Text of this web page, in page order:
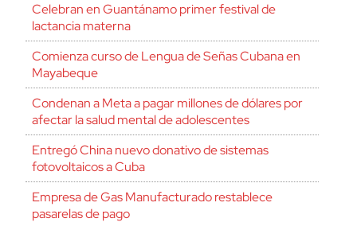
Celebran en Guantánamo primer festival de
lactancia materna
Comienza curso de Lengua de Señas Cubana en
Mayabeque
Condenan a Meta a pagar millones de dólares por
afectar la salud mental de adolescentes
Entregó China nuevo donativo de sistemas
fotovoltaicos a Cuba
Empresa de Gas Manufacturado restablece
pasarelas de pago